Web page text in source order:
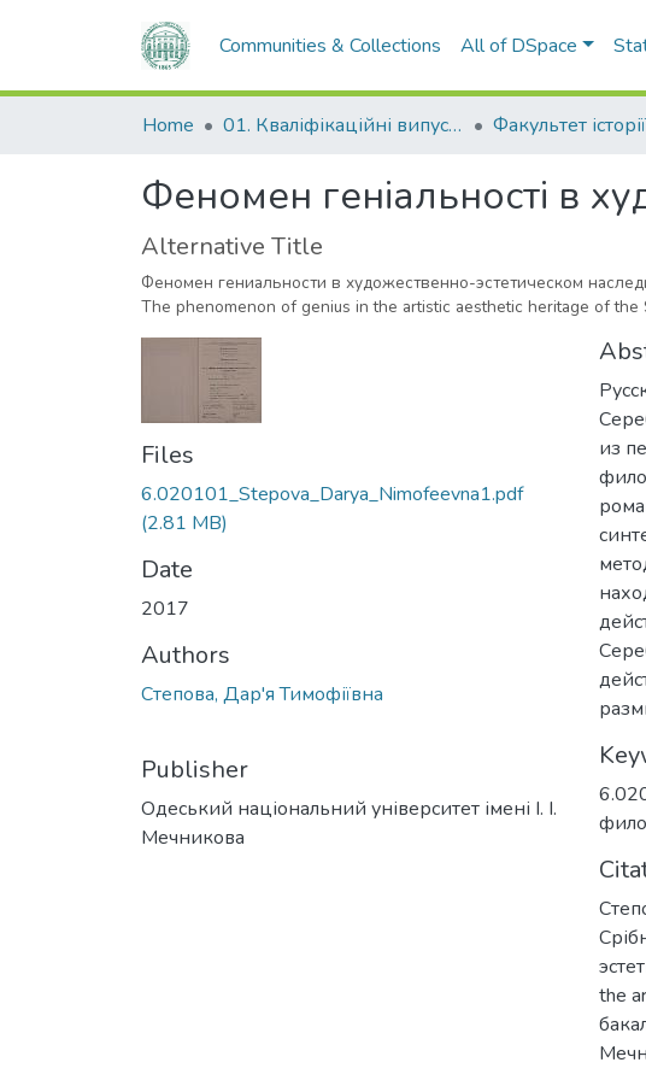
Communities & Collections All of DSpace
Home 01. Кваліфікаційні випускні роботи здобувачів вищої освіти
Феномен геніальності в
Alternative Title
Феномен гениальности в художественно-эстетическом
The phenomenon of genius in the artistic aesthetic heritage of the
Files
6.020101_Stepova_Darya_Nimofeevna1.pdf
(2.81 MB)
Date
2017
Authors
Степова, Дар'я Тимофіївна
Publisher
Одеський національний університет імені І. І.
Мечникова
из
the